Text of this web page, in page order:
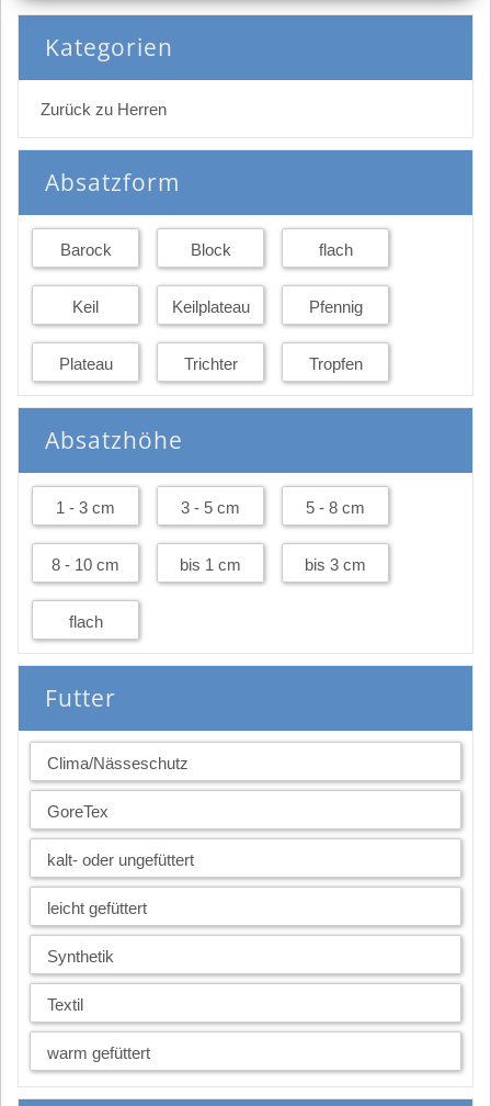
Kategorien
Zurück zu Herren
Absatzform
Barock Block flach
Keil Keilplateau Pfennig
Plateau Trichter Tropfen
Absatzhöhe
1 - 3 cm 3 - 5 cm 5 - 8 cm
8 - 10 cm bis 1 cm bis 3 cm
flach
Futter
Clima/Nässeschutz
GoreTex
kalt- oder ungefüttert
leicht gefüttert
Synthetik
Textil
warm gefüttert